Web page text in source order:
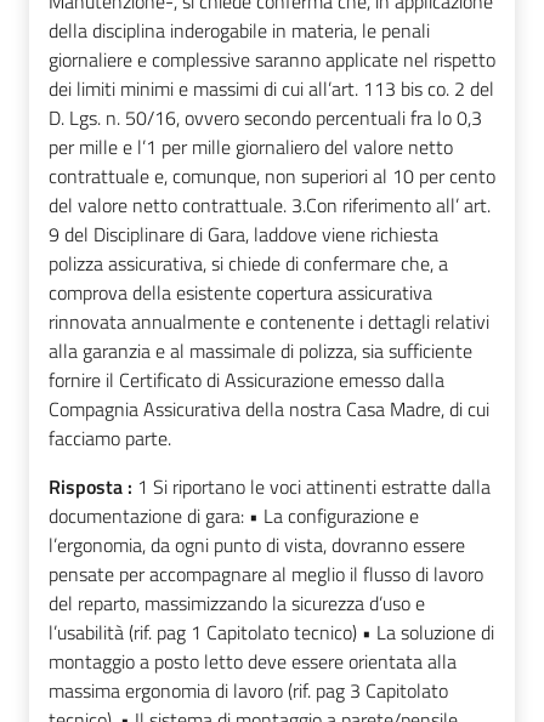
della disciplina inderogabile in materia, le penali
giornaliere e complessive saranno applicate nel rispetto
dei limiti minimi e massimi di cui all’art. 113 bis co. 2 del
D. Lgs. n. 50/16, ovvero secondo percentuali fra lo 0,3
per mille e l’1 per mille giornaliero del valore netto
contrattuale e, comunque, non superiori al 10 per cento
del valore netto contrattuale. 3.Con riferimento all’ art.
9 del Disciplinare di Gara, laddove viene richiesta
polizza assicurativa, si chiede di confermare che, a
comprova della esistente copertura assicurativa
rinnovata annualmente e contenente i dettagli relativi
alla garanzia e al massimale di polizza, sia sufficiente
fornire il Certificato di Assicurazione emesso dalla
Compagnia Assicurativa della nostra Casa Madre, di cui
facciamo parte.
Risposta : 1 Si riportano le voci attinenti estratte dalla
documentazione di gara: • La configurazione e
l’ergonomia, da ogni punto di vista, dovranno essere
pensate per accompagnare al meglio il flusso di lavoro
del reparto, massimizzando la sicurezza d’uso e
l’usabilità (rif. pag 1 Capitolato tecnico) • La soluzione di
montaggio a posto letto deve essere orientata alla
massima ergonomia di lavoro (rif. pag 3 Capitolato